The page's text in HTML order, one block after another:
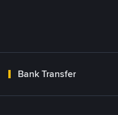
Bank Transfer